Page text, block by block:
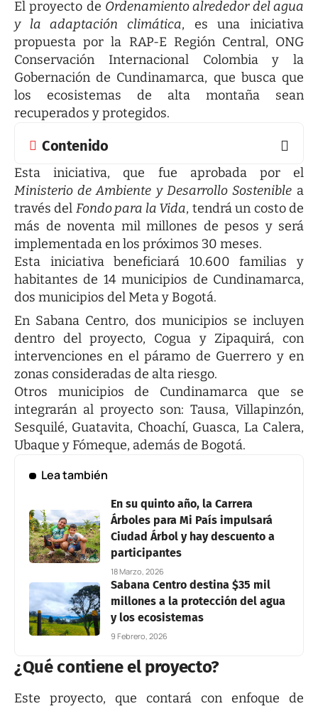
El proyecto de Ordenamiento alrededor del agua
y la adaptación climática, es una iniciativa
propuesta por la RAP-E Región Central, ONG
Conservación Internacional Colombia y la
Gobernación de Cundinamarca, que busca que
los ecosistemas de alta montaña sean
recuperados y protegidos.
Contenido
Esta iniciativa, que fue aprobada por el
Ministerio de Ambiente y Desarrollo Sosteniblea
través del Fondo para la Vida, tendrá un costo de
más de noventa mil millones de pesos y será
implementada en los próximos 30 meses.
Esta iniciativa beneficiará 10.600 familias y
habitantes de 14 municipios de Cundinamarca,
dos municipios del Meta y Bogotá.
En Sabana Centro, dos municipios se incluyen
dentro del proyecto, Cogua y Zipaquirá, con
intervenciones en el páramo de Guerrero y en
zonas consideradas de alta riesgo.
Otros municipios de Cundinamarca que se
integrarán al proyecto son: Tausa, Villapinzón,
Sesquilé, Guatavita, Choachí, Guasca, La Calera,
Ubaque y Fómeque, además de Bogotá.
Lea también
En su quinto año, la Carrera
Árboles para Mi País impulsará
Ciudad Árbol y hay descuento a
participantes
18 Marzo, 2026
Sabana Centro destina $35 mil
millones a la protección del agua
y los ecosistemas
9 Febrero, 2026
¿Qué contiene el proyecto?
Este proyecto, que contará con enfoque de